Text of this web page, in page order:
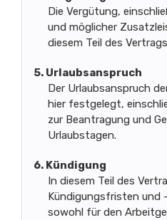
Die Vergütung,
und möglicher
diesem Teil des
5. Urlaubsanspruch
Der Urlaubsanspruch
hier festgelegt,
zur Beantragung und
Urlaubstagen.
6. Kündigung
In diesem Teil des
Kündigungsfristen und
sowohl für den